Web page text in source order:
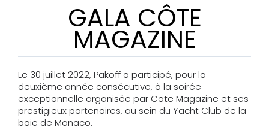
GALA CÔTE
MAGAZINE
Le 30 juillet 2022, Pakoff a participé, pour la
deuxième année consécutive, à la soirée
exceptionnelle organisée par Cote Magazine et ses
prestigieux partenaires, au sein du Yacht Club de la
baie de Monaco.